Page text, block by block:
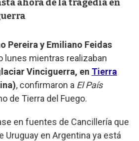
ahora de la tragedia en
Pereira y Emiliano Feidas
lunes mientras realizaban
Vinciguerra, en Tierra
, confirmaron a El País
de Tierra del Fuego.
en fuentes de Cancillería que
Uruguay en Argentina ya está